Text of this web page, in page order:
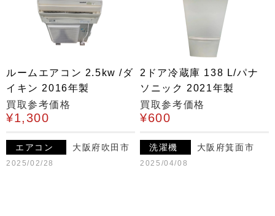
ルームエアコン 2.5kw /ダ
イキン 2016年製
買取参考価格
¥1,300
エアコン 大阪府吹田市
2025/02/28
2ドア冷蔵庫 138 L/パナ
ソニック 2021年製
買取参考価格
¥600
洗濯機 大阪府箕面市
2025/04/08